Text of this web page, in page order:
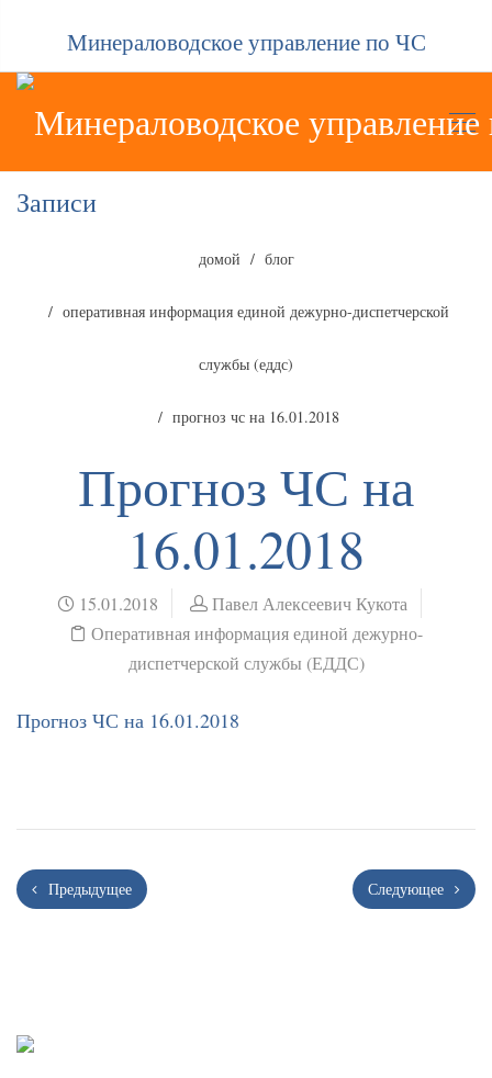
Минераловодское управление по ЧС
Записи
домой блог
оперативная информация единой дежурно-диспетчерской
службы (еддс)
прогноз чс на 16.01.2018
Прогноз ЧС на
16.01.2018
15.01.2018
Павел Алексеевич Кукота
Оперативная информация единой дежурно-
диспетчерской службы (ЕДДС)
Прогноз ЧС на 16.01.2018
Предыдущее Следующее